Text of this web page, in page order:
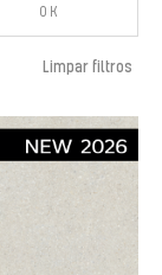
OK
Limpar filtros